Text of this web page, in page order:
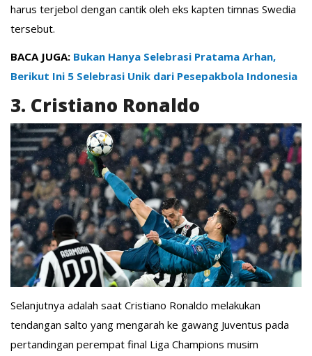
harus terjebol dengan cantik oleh eks kapten timnas Swedia
tersebut.
BACA JUGA: Bukan Hanya Selebrasi Pratama Arhan,
Berikut Ini 5 Selebrasi Unik dari Pesepakbola Indonesia
3. Cristiano Ronaldo
Selanjutnya adalah saat Cristiano Ronaldo melakukan
tendangan salto yang mengarah ke gawang Juventus pada
pertandingan perempat final Liga Champions musim